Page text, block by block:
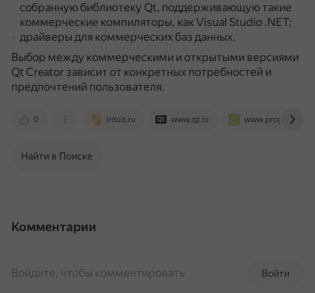
собранную библиотеку Qt, поддерживающую такие
коммерческие компиляторы, как Visual Studio .NET;
драйверы для коммерческих баз данных.
Выбор между коммерческими и открытыми версиями
Qt Creator зависит от конкретных потребностей и
предпочтений пользователя.
0 intuit.ru www.qt.io www.prog.org.ru
Найти в Поиске
Комментарии
Войти
Войдите, чтобы комментировать